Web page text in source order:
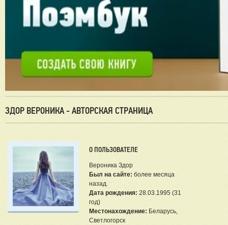
ЗДОР ВЕРОНИКА - АВТОРСКАЯ СТРАНИЦА
О ПОЛЬЗОВАТЕЛЕ
Вероника Здор
Был на сайте: более месяца
назад.
Дата рождения: 28.03.1995 (31
год)
Местонахождение: Беларусь,
Светлогорск